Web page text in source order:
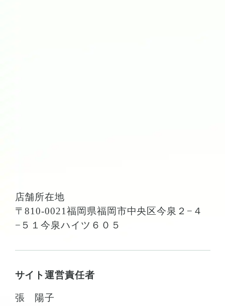
店舗所在地
〒810-0021福岡県福岡市中央区今泉２−４
−５１今泉ハイツ６０５
サイト運営責任者
張 陽子